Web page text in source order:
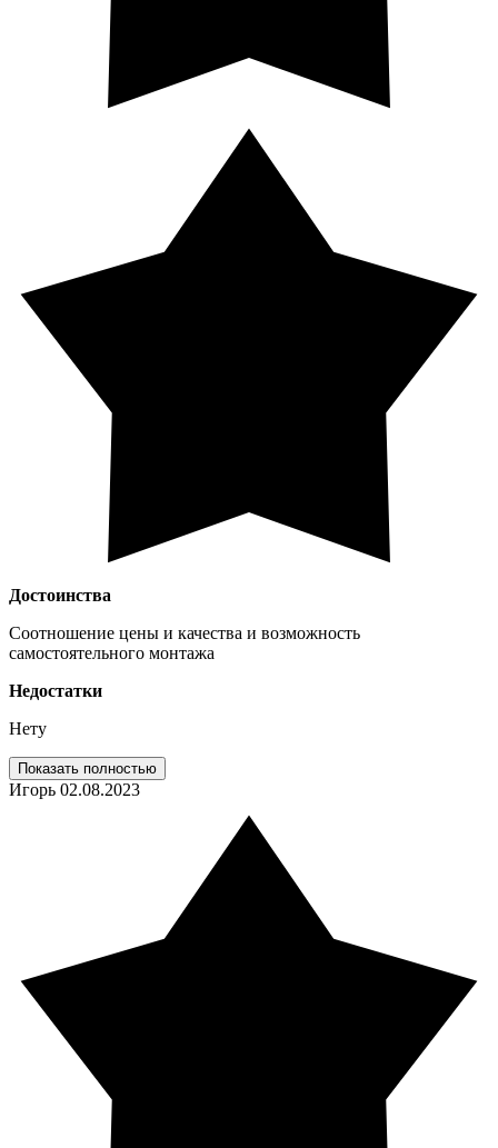
Достоинства
Соотношение цены и качества и возможность
самостоятельного монтажа
Недостатки
Нету
Показать полностью
Игорь 02.08.2023